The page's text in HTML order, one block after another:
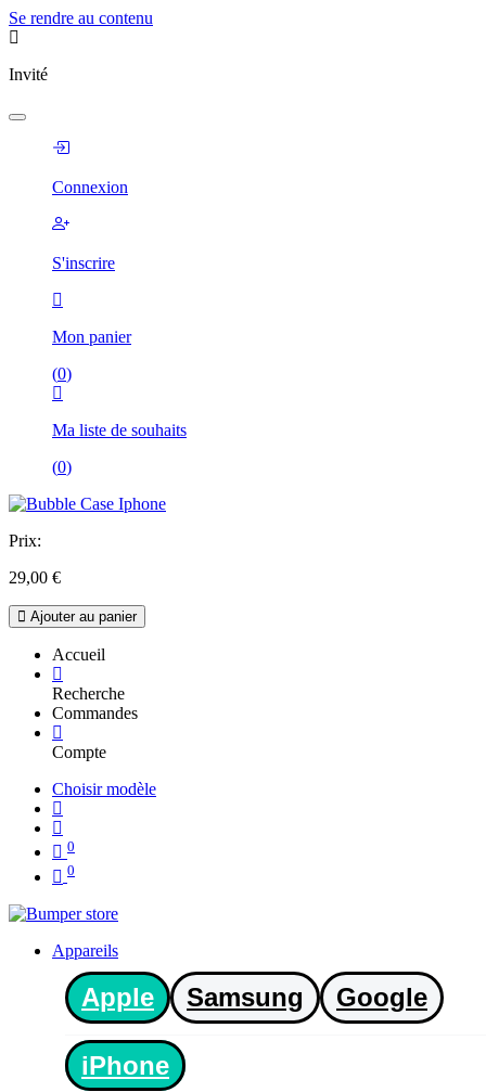
Se rendre au contenu
Invité
Connexion
S'inscrire
Mon panier
(0)
Ma liste de souhaits
(0)
Prix:
29,00 €
Ajouter au panier
Accueil
Recherche
Commandes
Compte
Choisir modèle
0
0
Appareils
Apple Samsung Google
iPhone